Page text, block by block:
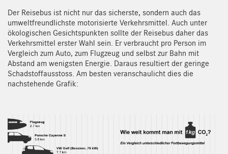
Der Reisebus ist nicht nur das sicherste, sondern auch das
umweltfreundlichste motorisierte Verkehrsmittel. Auch unter
ökologischen Gesichtspunkten sollte der Reisebus daher das
Verkehrsmittel erster Wahl sein. Er verbraucht pro Person im
Vergleich zum Auto, zum Flugzeug und selbst zur Bahn mit
Abstand am wenigsten Energie. Daraus resultiert der geringe
Schadstoffausstoss. Am besten veranschaulicht dies die
nachstehende Grafik: